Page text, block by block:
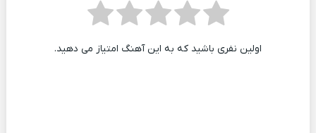
اولین نفری باشید که به این آهنگ امتیاز می دهید.